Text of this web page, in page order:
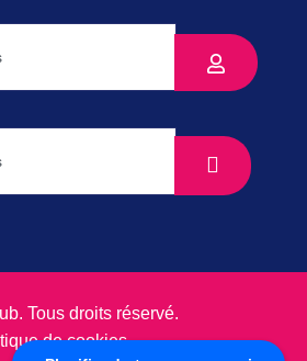
Tous droits réservé.
de cookies